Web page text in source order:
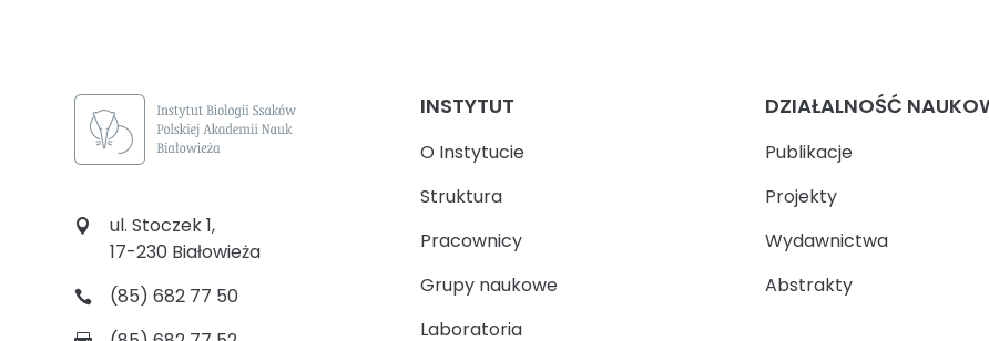
ul. Stoczek 1,
17-230 Białowieża
(85) 682 77 50
INSTYTUT
O Instytucie
Struktura
Pracownicy
Grupy naukowe
Laboratoria
DZIAŁALNOŚĆ
Publikacje
Projekty
Wydawnictwa
Abstrakty